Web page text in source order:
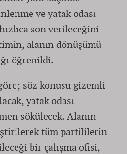
ve yatak odası
son verileceğini
alanın dönüşümü
öğrenildi.
söz konusu gizemli
yatak odası
sökülecek. Alanın
tüm partililerin
bir çalışma ofisi,